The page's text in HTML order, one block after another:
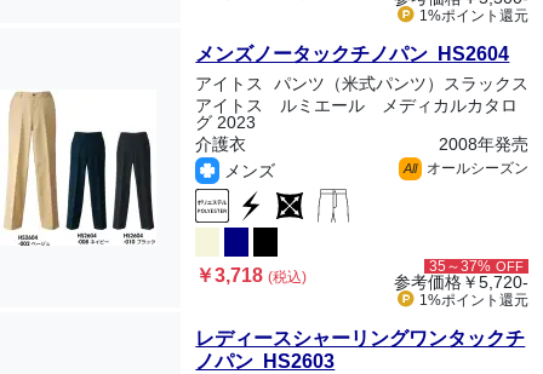
1%ポイント 還元
メンズノータックチノパン HS2604
アイトス
パンツ（米式パンツ）スラックス
アイトス ルミエール メディカルカタロ
グ 2023
介護衣
2008年発売
メンズ
All オールシーズン
￥3,718(税込)
35～37% OFF
参考価格￥5,720-
1%ポイント 還元
レディースシャーリングワンタックチ
ノパン HS2603